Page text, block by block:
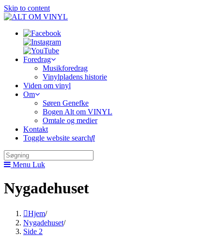
Skip to content
Foredrag
Musikforedrag
Vinylpladens historie
Viden om vinyl
Om
Søren Genefke
Bogen Alt om VINYL
Omtale og medier
Kontakt
Toggle website search
Menu Luk
Nygadehuset
Hjem/
Nygadehuset/
Side 2